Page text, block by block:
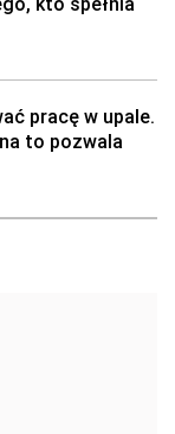
pracę w upale.
to pozwala